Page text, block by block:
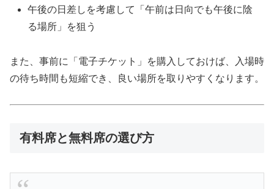
午後の日差しを考慮して「午前は日向でも午後に陰
る場所」を狙う
また、事前に「電子チケット」を購入しておけば、入場時
の待ち時間も短縮でき、良い場所を取りやすくなります。
有料席と無料席の選び方